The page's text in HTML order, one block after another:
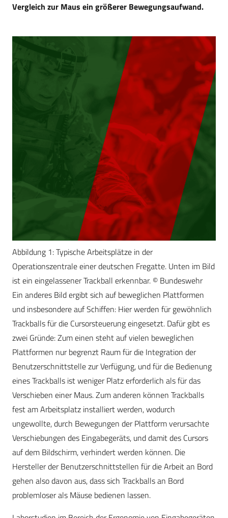
Vergleich zur Maus ein größerer Bewegungsaufwand.
Abbildung 1: Typische Arbeitsplätze in der
Operationszentrale einer deutschen Fregatte. Unten im Bild
ist ein eingelassener Trackball erkennbar. © Bundeswehr
Ein anderes Bild ergibt sich auf beweglichen Plattformen
und insbesondere auf Schiffen: Hier werden für gewöhnlich
Trackballs für die Cursorsteuerung eingesetzt. Dafür gibt es
zwei Gründe: Zum einen steht auf vielen beweglichen
Plattformen nur begrenzt Raum für die Integration der
Benutzerschnittstelle zur Verfügung, und für die Bedienung
eines Trackballs ist weniger Platz erforderlich als für das
Verschieben einer Maus. Zum anderen können Trackballs
fest am Arbeitsplatz installiert werden, wodurch
ungewollte, durch Bewegungen der Plattform verursachte
Verschiebungen des Eingabegeräts, und damit des Cursors
auf dem Bildschirm, verhindert werden können. Die
Hersteller der Benutzerschnittstellen für die Arbeit an Bord
gehen also davon aus, dass sich Trackballs an Bord
problemloser als Mäuse bedienen lassen.